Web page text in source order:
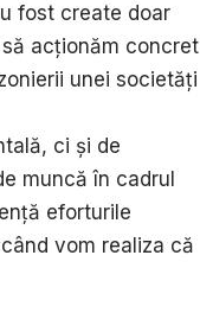
fost create doar
acționăm concret
unei societăți
ci și de
muncă în cadrul
eforturile
vom realiza că